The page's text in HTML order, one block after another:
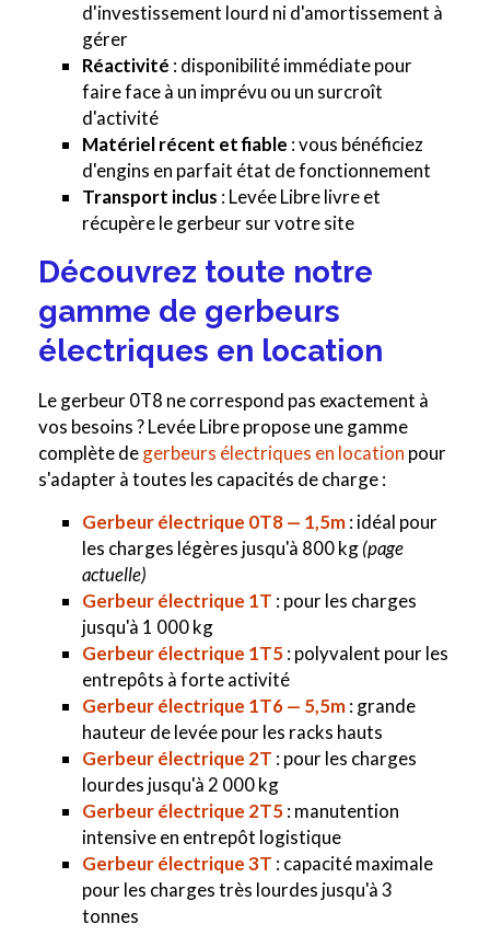
d'investissement lourd ni d'amortissement à
gérer
Réactivité : disponibilité immédiate pour
faire face à un imprévu ou un surcroît
d'activité
Matériel récent et fiable : vous bénéficiez
d'engins en parfait état de fonctionnement
Transport inclus : Levée Libre livre et
récupère le gerbeur sur votre site
Découvrez toute notre
gamme de gerbeurs
électriques en location
Le gerbeur 0T8 ne correspond pas exactement à
vos besoins ? Levée Libre propose une gamme
complète degerbeurs électriques en location pour
s'adapter à toutes les capacités de charge :
Gerbeur électrique 0T8 — 1,5m: idéal pour
les charges légères jusqu'à 800 kg(page
actuelle)
Gerbeur électrique 1T : pour les charges
jusqu'à 1 000 kg
Gerbeur électrique 1T5 : polyvalent pour les
entrepôts à forte activité
Gerbeur électrique 1T6 — 5,5m: grande
hauteur de levée pour les racks hauts
Gerbeur électrique 2T : pour les charges
lourdes jusqu'à 2 000 kg
Gerbeur électrique 2T5 : manutention
intensive en entrepôt logistique
Gerbeur électrique 3T : capacité maximale
pour les charges très lourdes jusqu'à 3
tonnes